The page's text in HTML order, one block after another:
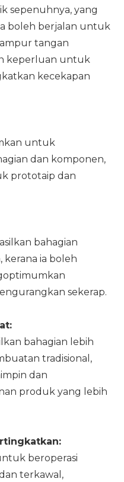
sepenuhnya, yang
boleh berjalan untuk
tangan
keperluan untuk
kecekapan
untuk
dan komponen,
prototaip dan
bahagian
kerana ia boleh
sekerap.
bahagian lebih
tradisional,
dan
produk yang lebih
beroperasi
terkawal,